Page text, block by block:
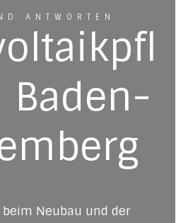
ANTWORTEN
Neubau und der